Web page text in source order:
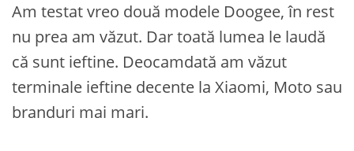
Am testat vreo două modele Doogee, în rest
nu prea am văzut. Dar toată lumea le laudă
că sunt ieftine. Deocamdată am văzut
terminale ieftine decente la Xiaomi, Moto sau
branduri mai mari.